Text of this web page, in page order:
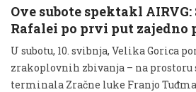
Ove subote spektakl
Rafalei po prvi put zajedno
U subotu, 10. svibnja, Velika Gorica
zrakoplovnih zbivanja – na prostoru
terminala Zračne luke Franjo